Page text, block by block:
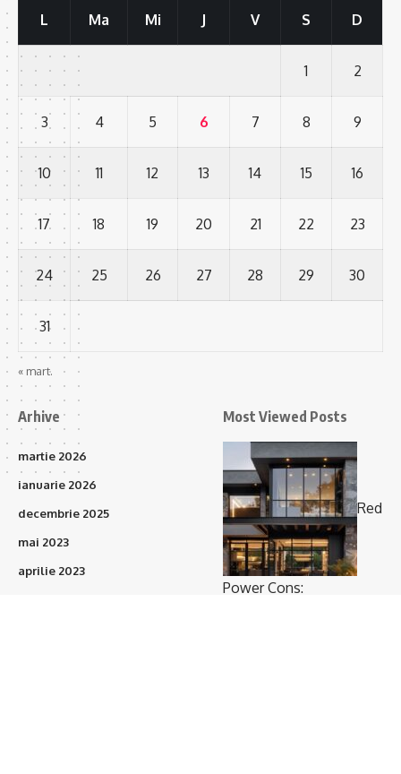
L Ma Mi J V S D
1 2
3 4 5 6 7 8 9
10 11 12 13 14 15 16
17 18 19 20 21 22 23
24 25 26 27 28 29 30
31
« mart.
Arhive
martie 2026
ianuarie 2026
decembrie 2025
mai 2023
aprilie 2023
Most Viewed Posts
Red
Power Cons: